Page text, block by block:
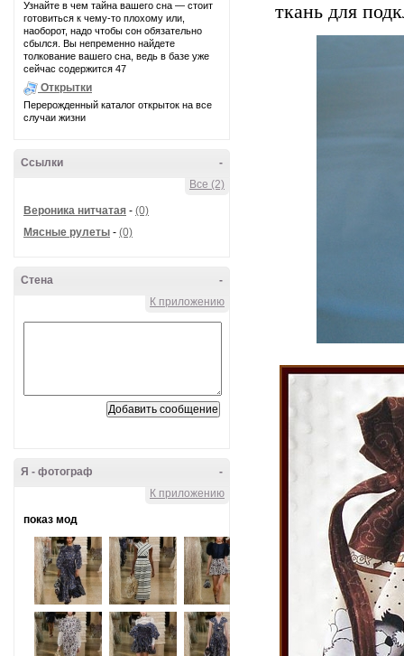
Узнайте в чем тайна вашего сна — стоит
готовиться к чему-то плохому или,
наоборот, надо чтобы сон обязательно
сбылся. Вы непременно найдете
толкование вашего сна, ведь в базе уже
сейчас содержится 47
Открытки
Перерожденный каталог открыток на все
случаи жизни
-
Ссылки
Все (2)
Вероника нитчатая - (0)
Мясные рулеты - (0)
-
Стена
К приложению
-
Я - фотограф
К приложению
показ мод
ткань для